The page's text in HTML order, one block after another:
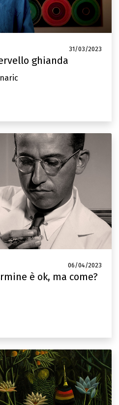
31/03/2023
ghianda
06/04/2023
è ok, ma come?